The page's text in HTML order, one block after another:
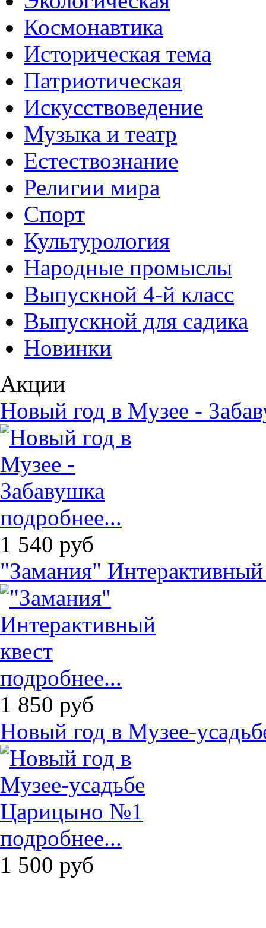
Космонавтика
Историческая тема
Патриотическая
Искусствоведение
Музыка и театр
Естествознание
Религии мира
Спорт
Культурология
Народные промыслы
Выпускной 4-й класс
Выпускной для садика
Новинки
Акции
Новый год в Музее -
подробнее...
1 540 руб
"Замания" Интерактивный
подробнее...
1 850 руб
Новый год в Музее-
подробнее...
1 500 руб